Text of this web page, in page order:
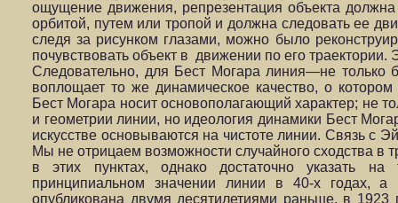
ощущение движения, репрезентация объекта
орбитой, путем или тропой и должна следовать ее
следя за рисунком глазами, можно было
почувствовать объект в движении по его траектории.
Следовательно, для Бест Могара линия—не только
воплощает то же динамическое качество, о
Бест Могара носит основополагающий характер; не
и геометрии линии, но идеология динамики Бест
искусстве основываются на чистоте линии. Связь с
Мы не отрицаем возможности случайного сходства в
в этих пунктах, однако достаточно указать
принципиальном значении линии в 40-х годах,
опубликована двумя десятилетиями раньше, в 1923